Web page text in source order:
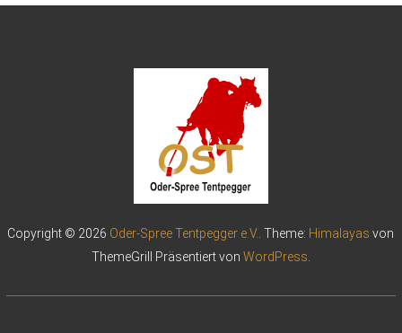
Copyright © 2026 Oder-Spree Tentpegger e.V.. Theme: Himalayas von
ThemeGrill Präsentiert von WordPress.